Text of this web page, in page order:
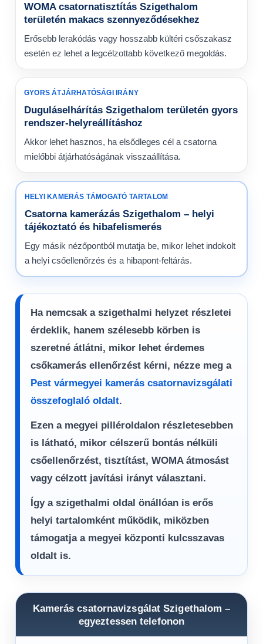
WOMA csatornatisztítás Szigethalom
területén makacs szennyeződésekhez
Erősebb lerakódás vagy hosszabb kültéri csőszakasz
esetén ez lehet a legcélzottabb következő megoldás.
GYORS ÁTJÁRHATÓSÁGI IRÁNY
Duguláselhárítás Szigethalom területén gyors
rendszer-helyreállításhoz
Akkor lehet hasznos, ha elsődleges cél a csatorna
mielőbbi átjárhatóságának visszaállítása.
HELYI KAMERÁS TÁMOGATÓ TARTALOM
Csatorna kamerázás Szigethalom – helyi
tájékoztató és hibafelismerés
Egy másik nézőpontból mutatja be, mikor lehet indokolt
a helyi csőellenőrzés és a hibapont-feltárás.
Ha nemcsak a szigethalmi helyzet részletei
érdeklik, hanem szélesebb körben is
szeretné átlátni, mikor lehet érdemes
csőkamerás ellenőrzést kérni, nézze meg a
Pest vármegyei kamerás csatornavizsgálati
összefoglaló oldalt.
Ezen a megyei pilléroldalon részletesebben
is látható, mikor célszerű bontás nélküli
csőellenőrzést, tisztítást, WOMA átmosást
vagy célzott javítási irányt választani.
Így a szigethalmi oldal önállóan is erős
helyi tartalomként működik, miközben
támogatja a megyei központi kulcsszavas
oldalt is.
Kamerás csatornavizsgálat Szigethalom –
egyeztessen telefonon